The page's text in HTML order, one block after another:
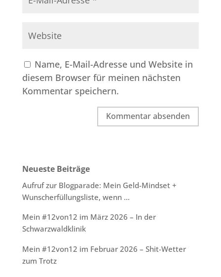
Name, E-Mail-Adresse und Website in
diesem Browser für meinen nächsten
Kommentar speichern.
Neueste Beiträge
Aufruf zur Blogparade: Mein Geld-Mindset +
Wunscherfüllungsliste, wenn …
Mein #12von12 im März 2026 – In der
Schwarzwaldklinik
Mein #12von12 im Februar 2026 – Shit-Wetter
zum Trotz